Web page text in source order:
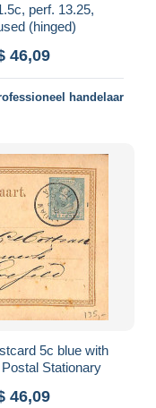
perf. 13.25,
(hinged)
46,09
handelaar
5c blue with
Stationary
46,09